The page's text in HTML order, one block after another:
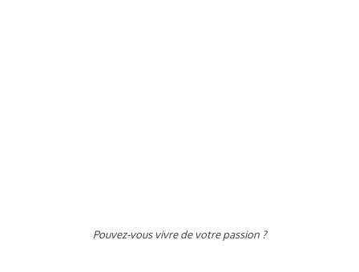
Pouvez-vous vivre de votre passion ?